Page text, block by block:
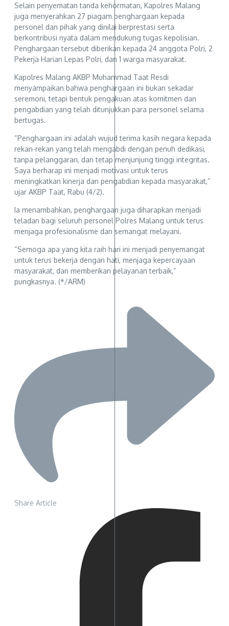
Selain penyematan tanda kehormatan, Kapolres Malang
juga menyerahkan 27 piagam penghargaan kepada
personel dan pihak yang dinilai berprestasi serta
berkontribusi nyata dalam mendukung tugas kepolisian.
Penghargaan tersebut diberikan kepada 24 anggota Polri, 2
Pekerja Harian Lepas Polri, dan 1 warga masyarakat.
Kapolres Malang AKBP Muhammad Taat Resdi
menyampaikan bahwa penghargaan ini bukan sekadar
seremoni, tetapi bentuk pengakuan atas komitmen dan
pengabdian yang telah ditunjukkan para personel selama
bertugas.
“Penghargaan ini adalah wujud terima kasih negara kepada
rekan-rekan yang telah mengabdi dengan penuh dedikasi,
tanpa pelanggaran, dan tetap menjunjung tinggi integritas.
Saya berharap ini menjadi motivasi untuk terus
meningkatkan kinerja dan pengabdian kepada masyarakat,”
ujar AKBP Taat, Rabu (4/2).
Ia menambahkan, penghargaan juga diharapkan menjadi
teladan bagi seluruh personel Polres Malang untuk terus
menjaga profesionalisme dan semangat melayani.
“Semoga apa yang kita raih hari ini menjadi penyemangat
untuk terus bekerja dengan hati, menjaga kepercayaan
masyarakat, dan memberikan pelayanan terbaik,”
pungkasnya. (*/ARM)
Share Article